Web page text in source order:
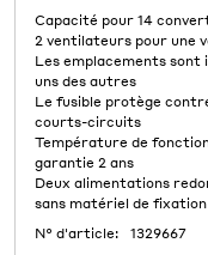
Capacité pour 14
2 ventilateurs pour une
Les emplacements sont
uns des autres
Le fusible protège
courts-circuits
Température de
garantie 2 ans
Deux alimentations
sans matériel de fixation
N° d'article:
1329667